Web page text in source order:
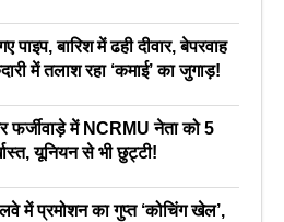
बारिश में ढही दीवार, बेपरवाह
में तलाश रहा ‘कमाई’ का जुगाड़!
में NCRMU नेता को 5
यूनियन से भी छुट्टी!
में प्रमोशन का गुप्त ‘कोचिंग खेल’,